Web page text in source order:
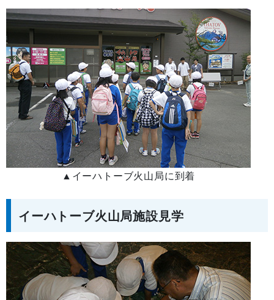
▲イーハトーブ火山局に到着
イーハトーブ火山局施設見学